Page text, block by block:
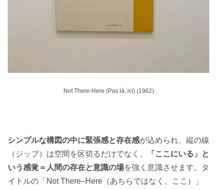
Not There-Here (Pas là, ici) (1962)
シンプルな構図の中に緊張感と存在感が込められ、縦の線
（ジップ）は空間を区切るだけでなく、
「ここにいる」と
いう感覚＝人間の存在と意識の場を強く意識させます。タ
イトルの「Not There–Here（あちらではなく、ここ）」